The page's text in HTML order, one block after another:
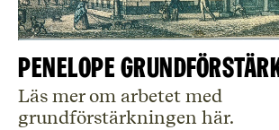
Penelope
Läs mer om arbetet med
grundförstärkningen här.